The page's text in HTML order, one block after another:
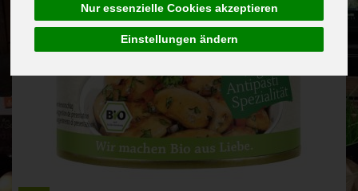
Nur essenzielle Cookies akzeptieren
Einstellungen ändern